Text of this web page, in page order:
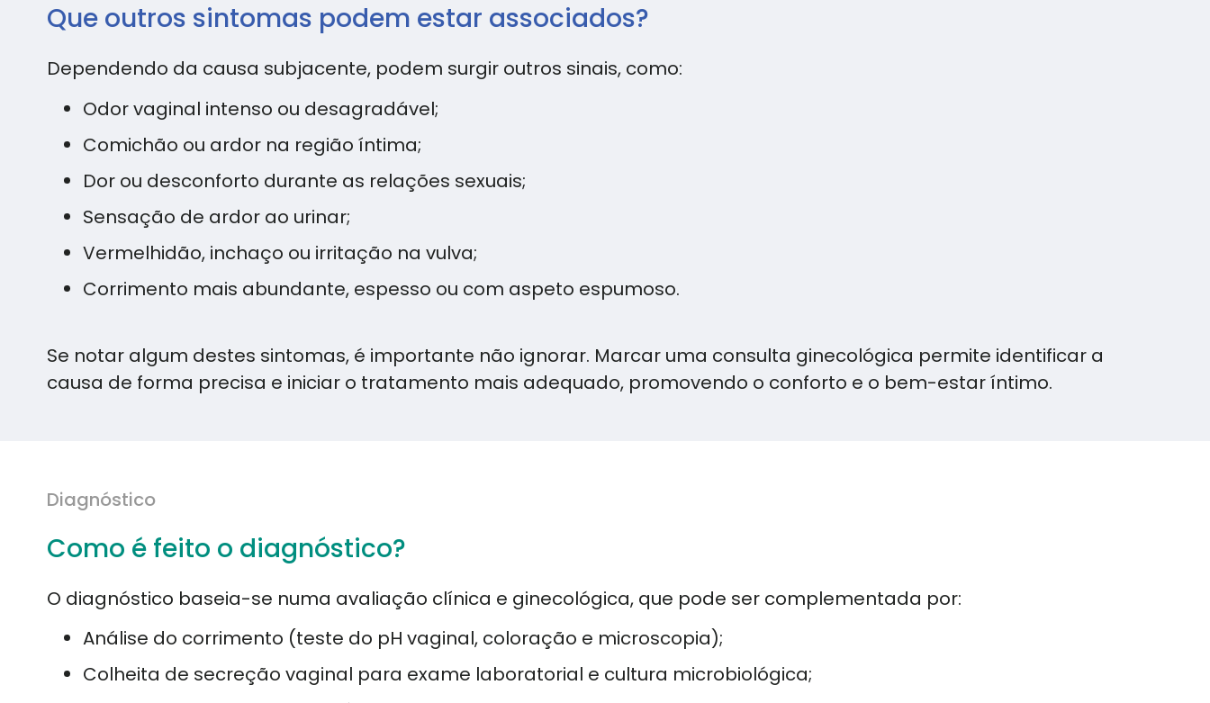
Que outros sintomas podem estar associados?
Dependendo da causa subjacente, podem surgir outros sinais, como:
Odor vaginal intenso ou desagradável;
Comichão ou ardor na região íntima;
Dor ou desconforto durante as relações sexuais;
Sensação de ardor ao urinar;
Vermelhidão, inchaço ou irritação na vulva;
Corrimento mais abundante, espesso ou com aspeto espumoso.
Se notar algum destes sintomas, é importante não ignorar. Marcar uma consulta ginecológica permite identificar a
causa de forma precisa e iniciar o tratamento mais adequado, promovendo o conforto e o bem-estar íntimo.
Diagnóstico
Como é feito o diagnóstico?
O diagnóstico baseia-se numa avaliação clínica e ginecológica, que pode ser complementada por:
Análise do corrimento (teste do pH vaginal, coloração e microscopia);
Colheita de secreção vaginal para exame laboratorial e cultura microbiológica;